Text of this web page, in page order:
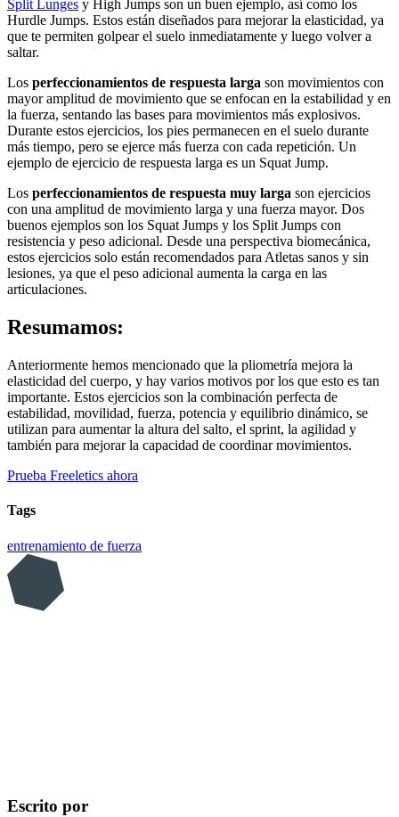
Split Lunges y High Jumps son un buen ejemplo, así como los
Hurdle Jumps. Estos están diseñados para mejorar la elasticidad, ya
que te permiten golpear el suelo inmediatamente y luego volver a
saltar.
Los perfeccionamientos de respuesta larga son movimientos con
mayor amplitud de movimiento que se enfocan en la estabilidad y en
la fuerza, sentando las bases para movimientos más explosivos.
Durante estos ejercicios, los pies permanecen en el suelo durante
más tiempo, pero se ejerce más fuerza con cada repetición. Un
ejemplo de ejercicio de respuesta larga es un Squat Jump.
Los perfeccionamientos de respuesta muy larga son ejercicios
con una amplitud de movimiento larga y una fuerza mayor. Dos
buenos ejemplos son los Squat Jumps y los Split Jumps con
resistencia y peso adicional. Desde una perspectiva biomecánica,
estos ejercicios solo están recomendados para Atletas sanos y sin
lesiones, ya que el peso adicional aumenta la carga en las
articulaciones.
Resumamos:
Anteriormente hemos mencionado que la pliometría mejora la
elasticidad del cuerpo, y hay varios motivos por los que esto es tan
importante. Estos ejercicios son la combinación perfecta de
estabilidad, movilidad, fuerza, potencia y equilibrio dinámico, se
utilizan para aumentar la altura del salto, el sprint, la agilidad y
también para mejorar la capacidad de coordinar movimientos.
Prueba Freeletics ahora
Tags
entrenamiento de fuerza
Escrito por